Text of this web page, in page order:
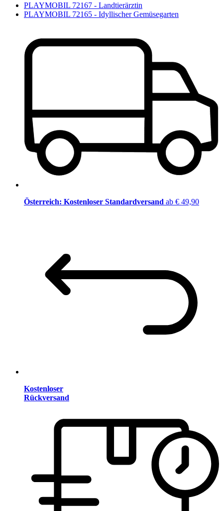
PLAYMOBIL 72167 - Landtierärztin
PLAYMOBIL 72165 - Idyllischer Gemüsegarten
Österreich: Kostenloser Standardversand ab € 49,90
Kostenloser
Rückversand